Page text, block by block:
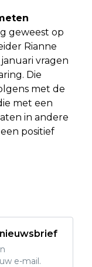
geweest op
Rianne
vragen
Die
met de
met een
in andere
positief
e-mail.